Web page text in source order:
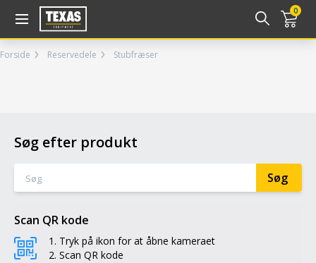
0
Forside Reservedele Stubfræser
Søg efter produkt
Scan QR kode
Tryk på ikon for at åbne kameraet
Scan QR kode